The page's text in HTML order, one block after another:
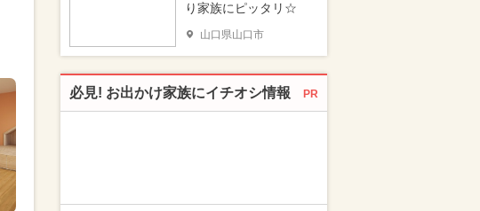
り家族にピッタリ☆
山口県山口市
必見! お出かけ家族にイチオシ情報 PR